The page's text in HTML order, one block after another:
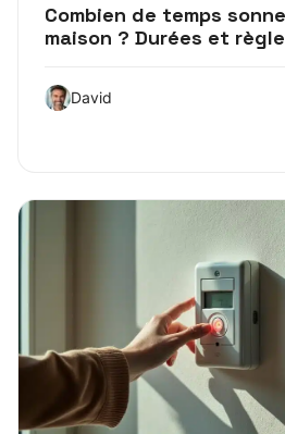
Combien de temps
maison ? Durées et
David